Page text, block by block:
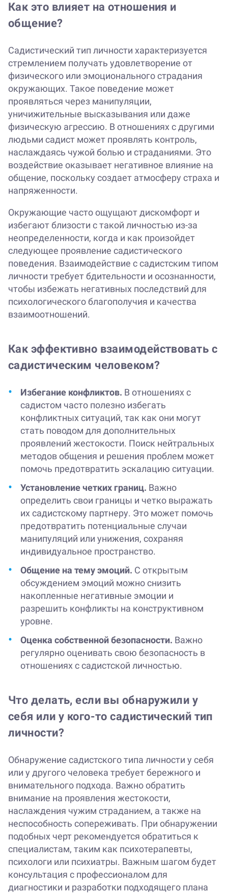
Как это влияет на отношения и
общение?
Садистический тип личности характеризуется
стремлением получать удовлетворение от
физического или эмоционального страдания
окружающих. Такое поведение может
проявляться через манипуляции,
уничижительные высказывания или даже
физическую агрессию. В отношениях с другими
людьми садист может проявлять контроль,
наслаждаясь чужой болью и страданиями. Это
воздействие оказывает негативное влияние на
общение, поскольку создает атмосферу страха и
напряженности.
Окружающие часто ощущают дискомфорт и
избегают близости с такой личностью из-за
неопределенности, когда и как произойдет
следующее проявление садистического
поведения. Взаимодействие с садистским типом
личности требует бдительности и осознанности,
чтобы избежать негативных последствий для
психологического благополучия и качества
взаимоотношений.
Как эффективно взаимодействовать с
садистическим человеком?
Избегание конфликтов. В отношениях с
садистом часто полезно избегать
конфликтных ситуаций, так как они могут
стать поводом для дополнительных
проявлений жестокости. Поиск нейтральных
методов общения и решения проблем может
помочь предотвратить эскалацию ситуации.
Установление четких границ. Важно
определить свои границы и четко выражать
их садистскому партнеру. Это может помочь
предотвратить потенциальные случаи
манипуляций или унижения, сохраняя
индивидуальное пространство.
Общение на тему эмоций. С открытым
обсуждением эмоций можно снизить
накопленные негативные эмоции и
разрешить конфликты на конструктивном
уровне.
Оценка собственной безопасности. Важно
регулярно оценивать свою безопасность в
отношениях с садистской личностью.
Что делать, если вы обнаружили у
себя или у кого-то садистический тип
личности?
Обнаружение садистского типа личности у себя
или у другого человека требует бережного и
внимательного подхода. Важно обратить
внимание на проявления жестокости,
наслаждения чужим страданием, а также на
неспособность сопереживать. При обнаружении
подобных черт рекомендуется обратиться к
специалистам, таким как психотерапевты,
психологи или психиатры. Важным шагом будет
консультация с профессионалом для
диагностики и разработки подходящего плана